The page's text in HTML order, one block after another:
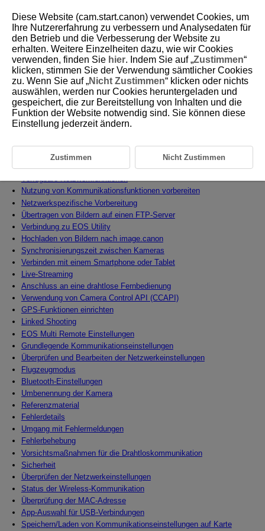
D310-163
Kommunikationsfunktionen
In diesem Kapitel wird beschrieben, wie Sie die Kamera mit einem
Smartphone oder Computer verbinden, Bilder senden und die Kamera
aus der Ferne steuern können.
Vorsicht
Registerkartenmenüs: Kommunikationsfunktionen
Verfügbare Netzwerkfunktionen
Nutzung von Kommunikationsfunktionen vorbereiten
Netzwerkspezifische Vorbereitung
Übertragen von Bildern auf einen FTP-Server
Verbindung zu EOS Utility
Hochladen von Bildern nach image.canon
Synchronisierungszeit zwischen Kameras
Verbinden mit einem Smartphone oder Tablet
Live-Streaming
Anschluss an eine drahtlose Fernbedienung
Verwendung von Camera Control API (CCAPI)
GPS-Funktionen einrichten
Linked Shooting
EOS Multi Remote Einstellungen
Grundlegende Kommunikationseinstellungen
Überprüfen und Bearbeiten der Netzwerkeinstellungen
Flugzeugmodus
Bluetooth-Einstellungen
Umbenennung der Kamera
Referenzmaterial
Fehlerdetails
Umgang mit Fehlermeldungen
Fehlerbehebung
Vorsichtsmaßnahmen für die Drahtloskommunikation
Sicherheit
Überprüfen der Netzwerkeinstellungen
Status der Wireless-Kommunikation
Überprüfung der MAC-Adresse
App-Auswahl für USB-Verbindungen
Speichern/Laden von Kommunikationseinstellungen auf Karte
Diese Website (cam.start.canon) verwendet Cookies, um
Ihre Nutzererfahrung zu verbessern und Analysedaten für
den Betrieb und die Verbesserung der Website zu
erhalten. Weitere Einzelheiten dazu, wie wir Cookies
verwenden, finden Sie hier. Indem Sie auf „Zustimmen“
klicken, stimmen Sie der Verwendung sämtlicher Cookies
zu. Wenn Sie auf „Nicht Zustimmen“ klicken oder nichts
auswählen, werden nur Cookies heruntergeladen und
gespeichert, die zur Bereitstellung von Inhalten und die
Funktion der Website notwendig sind. Sie können diese
Einstellung jederzeit ändern.
Zustimmen Nicht Zustimmen